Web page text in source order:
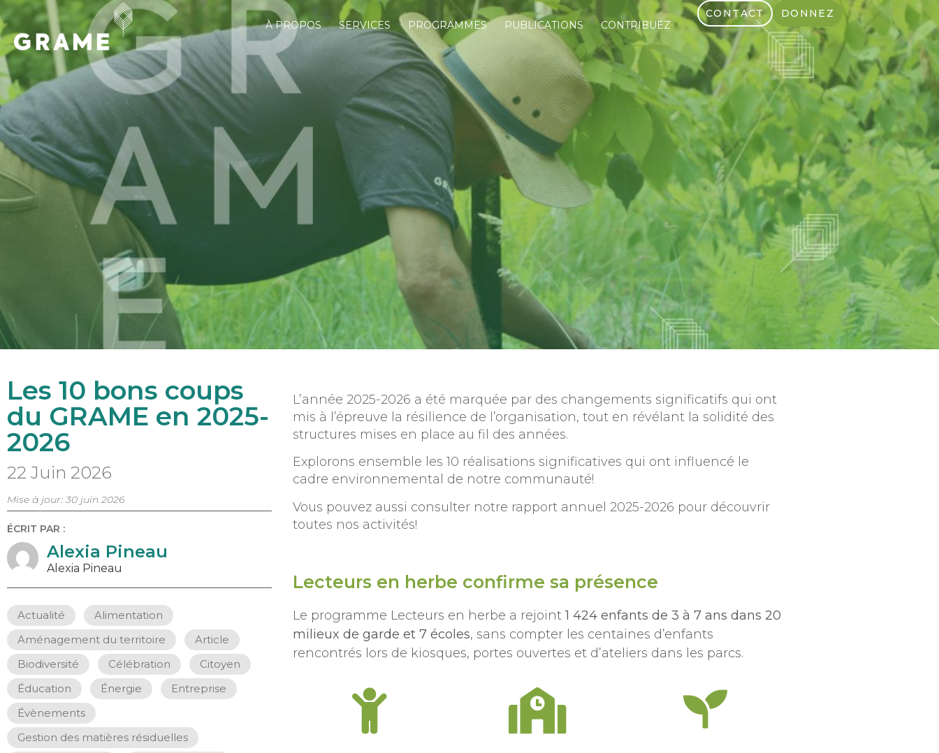
À PROPOS SERVICES PROGRAMMES PUBLICATIONS CONTRIBUEZ
CONTACT DONNEZ
Les 10 bons coups
du GRAME en 2025-
2026
22 Juin 2026
Mise à jour: 30 juin 2026
ÉCRIT PAR :
Alexia Pineau
Alexia Pineau
Actualité Alimentation
Aménagement du territoire
Article
Biodiversité
Célébration Citoyen
Éducation
Énergie Entreprise
Évènements
Gestion des matières résiduelles
L’année 2025-2026 a été marquée par des changements significatifs qui ont
mis à l’épreuve la résilience de l’organisation, tout en révélant la solidité des
structures mises en place au fil des années.
Explorons ensemble les 10 réalisations significatives qui ont influencé le
cadre environnemental de notre communauté!
Vous pouvez aussi consulter notre rapport annuel 2025-2026 pour découvrir
toutes nos activités!
Lecteurs en herbe confirme sa présence
Le programme Lecteurs en herbe a rejoint1 424 enfants de 3 à 7 ans dans 20
milieux de garde et 7 écoles, sans compter les centaines d’enfants
rencontrés lors de kiosques, portes ouvertes et d’ateliers dans les parcs.